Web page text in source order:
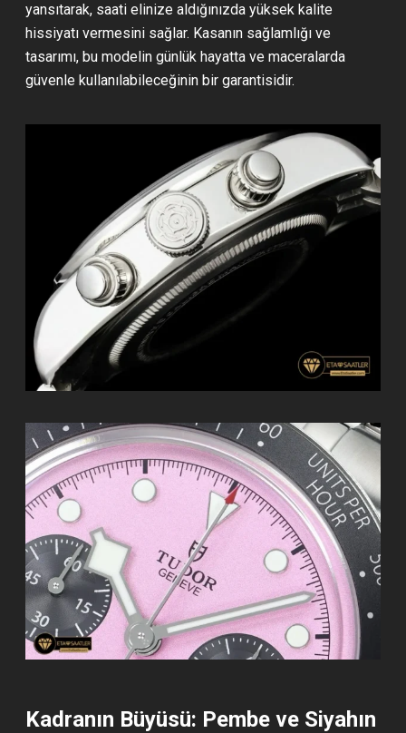
yansıtarak, saati elinize aldığınızda yüksek kalite
hissiyatı vermesini sağlar. Kasanın sağlamlığı ve
tasarımı, bu modelin günlük hayatta ve maceralarda
güvenle kullanılabileceğinin bir garantisidir.
Kadranın Büyüsü: Pembe ve Siyahın